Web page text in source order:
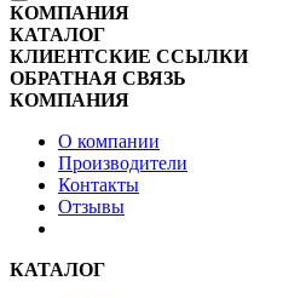
КОМПАНИЯ
КАТАЛОГ
КЛИЕНТСКИЕ ССЫЛКИ
ОБРАТНАЯ СВЯЗЬ
КОМПАНИЯ
О компании
Производители
Контакты
Отзывы
КАТАЛОГ